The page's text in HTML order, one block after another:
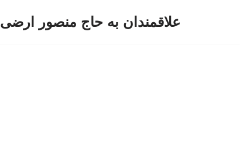
علاقمندان به حاج منصور ارضی